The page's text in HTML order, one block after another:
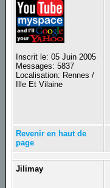
Inscrit le: 05 Juin 2005
Messages: 5837
Localisation: Rennes /
Ille Et Vilaine
Revenir en haut de
page
Jilimay